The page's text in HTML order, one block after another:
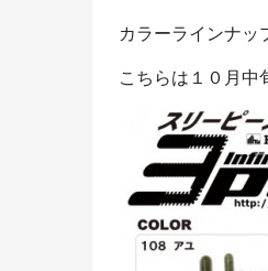
カラーラインナッ
こちらは１０月中